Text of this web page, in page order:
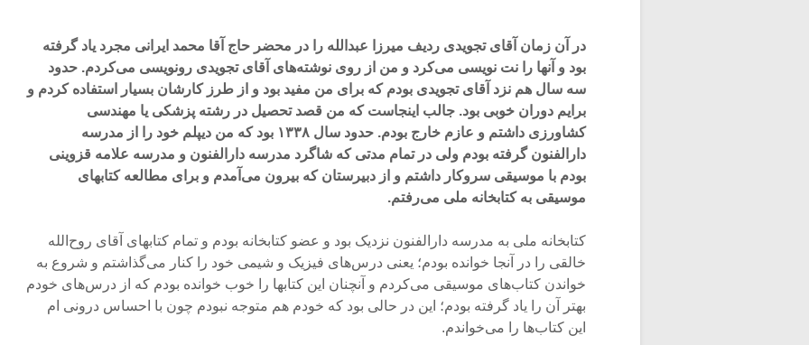
در آن زمان آقای تجویدی ردیف میرزا عبدالله را در محضر حاج آقا محمد ایرانی مجرد یاد گرفته
بود و آنها را نت نویسی می‌کرد و من از روی نوشته‌های آقای تجویدی رونویسی می‌کردم. حدود
سه سال هم نزد آقای تجویدی بودم که برای من مفید بود و از طرز کارشان بسیار استفاده کردم و
برایم دوران خوبی بود. جالب اینجاست که من قصد تحصیل در رشته پزشکی یا مهندسی
کشاورزی داشتم و عازم خارج بودم. حدود سال ۱۳۳۸ بود که من دیپلم خود را از مدرسه
دارالفنون گرفته بودم ولی در تمام مدتی که شاگرد مدرسه دارالفنون و مدرسه علامه قزوینی
بودم با موسیقی سروکار داشتم و از دبیرستان که بیرون می‌آمدم و برای مطالعه کتابهای
موسیقی به کتابخانه ملی می‌رفتم.
کتابخانه ملی به مدرسه دارالفنون نزدیک بود و عضو کتابخانه بودم و تمام کتابهای آقای روح‌الله
خالقی را در آنجا خوانده بودم؛ یعنی درس‌های فیزیک و شیمی خود را کنار می‌گذاشتم و شروع به
خواندن کتاب‌های موسیقی می‌کردم و آنچنان این کتابها را خوب خوانده بودم که از درس‌های خودم
بهتر آن را یاد گرفته بودم؛ این در حالی بود که خودم هم متوجه نبودم چون با احساس درونی ام
این کتاب‌ها را می‌خواندم.